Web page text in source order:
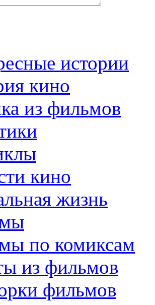
истории
кино
из фильмов
кино
жизнь
по комиксам
из фильмов
фильмов